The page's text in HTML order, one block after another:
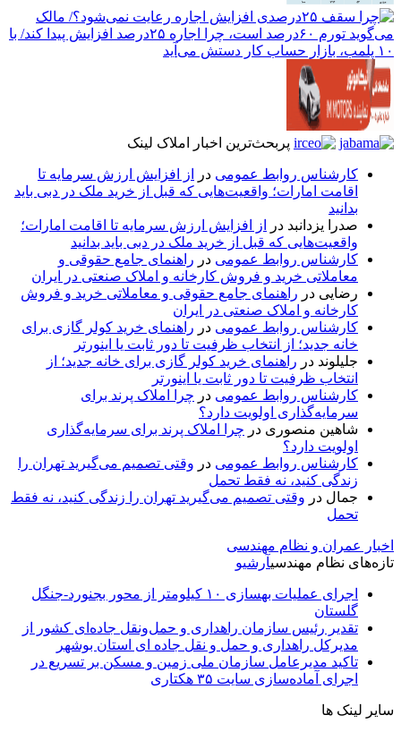
پربحث‌ترین اخبار املاک لینک
کارشناس روابط عمومی در
از افزایش ارزش سرمایه تا
اقامت امارات؛ واقعیت‌هایی که قبل از خرید ملک در دبی باید
بدانید
صدرا یزدانبد در
از افزایش ارزش سرمایه تا اقامت امارات؛
واقعیت‌هایی که قبل از خرید ملک در دبی باید بدانید
کارشناس روابط عمومی در راهنمای جامع حقوقی و
معاملاتی خرید و فروش کارخانه و املاک صنعتی در ایران
رضایی در راهنمای جامع حقوقی و معاملاتی خرید و فروش
کارخانه و املاک صنعتی در ایران
کارشناس روابط عمومی در راهنمای خرید کولر گازی برای
خانه جدید؛ از انتخاب ظرفیت تا دور ثابت یا اینورتر
جلیلوند در راهنمای خرید کولر گازی برای خانه جدید؛ از
انتخاب ظرفیت تا دور ثابت یا اینورتر
کارشناس روابط عمومی در چرا املاک پرند برای
سرمایه‌گذاری اولویت دارد؟
شاهین منصوری در چرا املاک پرند برای سرمایه‌گذاری
اولویت دارد؟
کارشناس روابط عمومی در وقتی تصمیم می‌گیرید تهران را
زندگی کنید، نه فقط تحمل
جمال در وقتی تصمیم می‌گیرید تهران را زندگی کنید، نه فقط
تحمل
اخبار عمران و نظام مهندسی
تازه‌های نظام مهندسیآرشیو
اجرای عملیات بهسازی ۱۰ کیلومتر از محور بجنورد-جنگل
گلستان
تقدیر رئیس سازمان راهداری و حمل‌ونقل جاده‌ای کشور از
مدیرکل راهداری و حمل و نقل جاده ای استان بوشهر
تاکید مدیرعامل سازمان ملی زمین و مسکن بر تسریع در
اجرای آماده‌سازی سایت ۳۵ هکتاری
سایر لینک ها